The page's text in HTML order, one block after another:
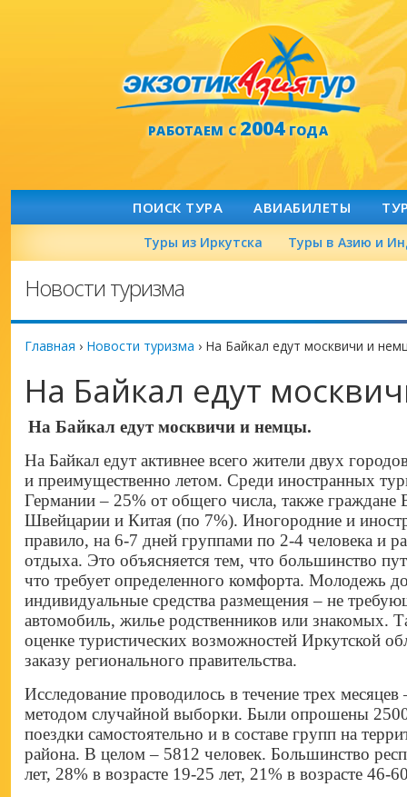
РАБОТАЕМ С2004ГОДА
ПОИСК ТУРА АВИАБИЛЕТЫ
Туры из Иркутска Туры в Азию и
Новости туризма
Главная › Новости туризма › На Байкал едут москвичи и
На Байкал едут
На Байкал едут москвичи и немцы.
На Байкал едут активнее всего жители двух
и преимущественно летом. Среди иностранных
Германии – 25% от общего числа, также
Швейцарии и Китая (по 7%). Иногородние и
правило, на 6-7 дней группами по 2-4 человека и
отдыха. Это объясняется тем, что большинство
что требует определенного комфорта. Молодежь
индивидуальные средства размещения – не
автомобиль, жилье родственников или знакомых.
оценке туристических возможностей Иркутской
заказу регионального правительства.
Исследование проводилось в течение трех
методом случайной выборки. Были опрошены
поездки самостоятельно и в составе групп на
района. В целом – 5812 человек. Большинство
лет, 28% в возрасте 19-25 лет, 21% в возрасте 46-